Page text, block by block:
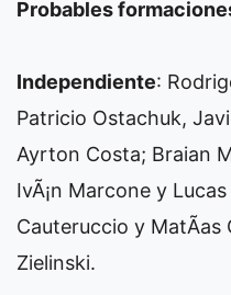
Probables
Independiente:
Patricio Ostachuk,
Ayrton Costa; Braian
IvÃ¡n Marcone y
Cauteruccio y MatÃ­as
Zielinski.